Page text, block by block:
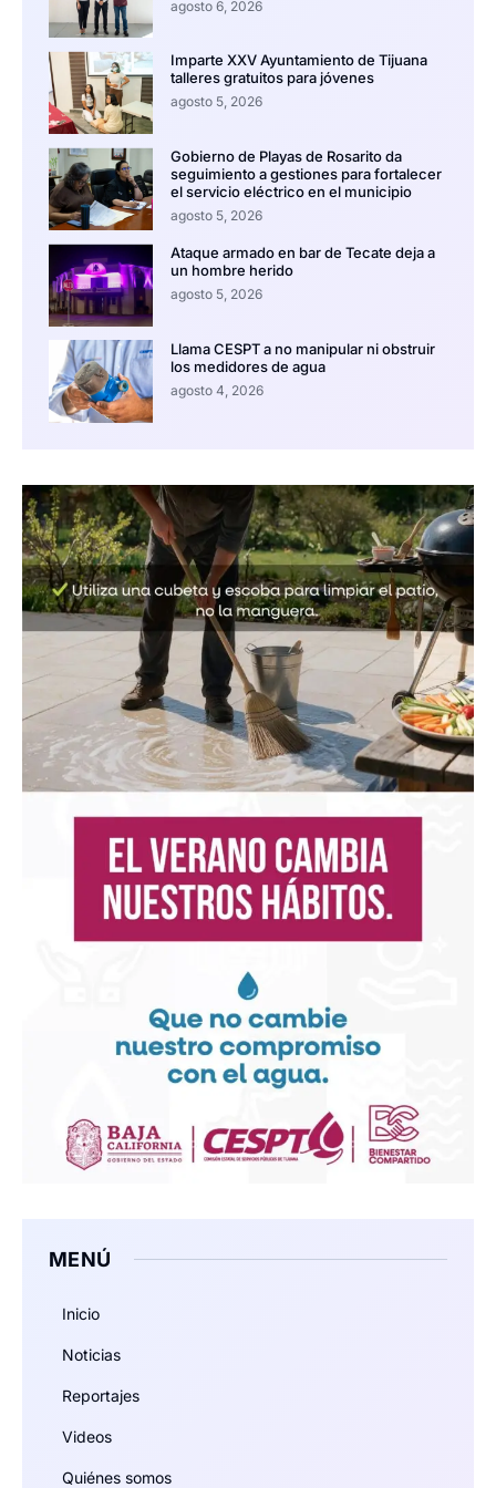
agosto 6, 2026
Imparte XXV Ayuntamiento de Tijuana
talleres gratuitos para jóvenes
agosto 5, 2026
Gobierno de Playas de Rosarito da
seguimiento a gestiones para fortalecer
el servicio eléctrico en el municipio
agosto 5, 2026
Ataque armado en bar de Tecate deja a
un hombre herido
agosto 5, 2026
Llama CESPT a no manipular ni obstruir
los medidores de agua
agosto 4, 2026
MENÚ
Inicio
Noticias
Reportajes
Videos
Quiénes somos